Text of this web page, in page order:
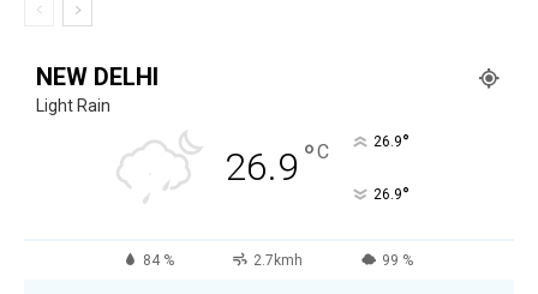
NEW DELHI
Light Rain
26.9 °C 26.9°
26.9°
84 % 2.7kmh 99 %